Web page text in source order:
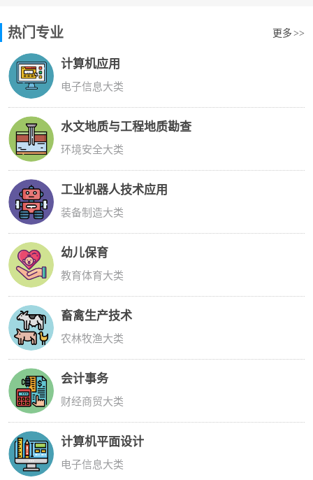
热门专业 更多 >>
计算机应用
电子信息大类
水文地质与工程地质勘查
环境安全大类
工业机器人技术应用
装备制造大类
幼儿保育
教育体育大类
畜禽生产技术
农林牧渔大类
会计事务
财经商贸大类
计算机平面设计
电子信息大类